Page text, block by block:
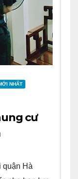
NHẤT
cư
quận Hà